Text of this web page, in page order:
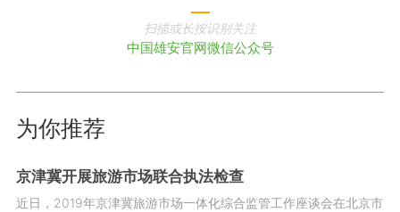
扫描或长按识别关注
中国雄安官网微信公众号
为你推荐
京津冀开展旅游市场联合执法检查
近日，2019年京津冀旅游市场一体化综合监管工作座谈会在北京市